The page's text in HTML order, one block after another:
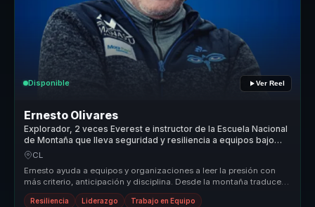
Disponible Ver Reel
Ernesto Olivares
Explorador, 2 veces Everest e instructor de la Escuela Nacional
de Montaña que lleva seguridad y resiliencia a equipos bajo
presión.
CL
Ernesto ayuda a equipos y organizaciones a leer la presión con
más criterio, anticipación y disciplina. Desde la montaña traduce
segurida...
Resiliencia Liderazgo Trabajo en Equipo